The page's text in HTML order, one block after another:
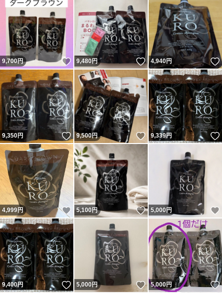
9,700円 いいね！
9,480円 いいね！
4,940円
9,350円 いいね！
9,500円 いいね！
9,339円
4,999円 いいね！
5,100円 いいね！
5,000円
9,400円 いいね！
5,000円 いいね！
5,000円